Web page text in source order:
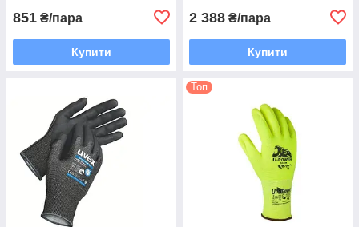
851 ₴/пара
Купити
2 388 ₴/пара
Купити
Топ